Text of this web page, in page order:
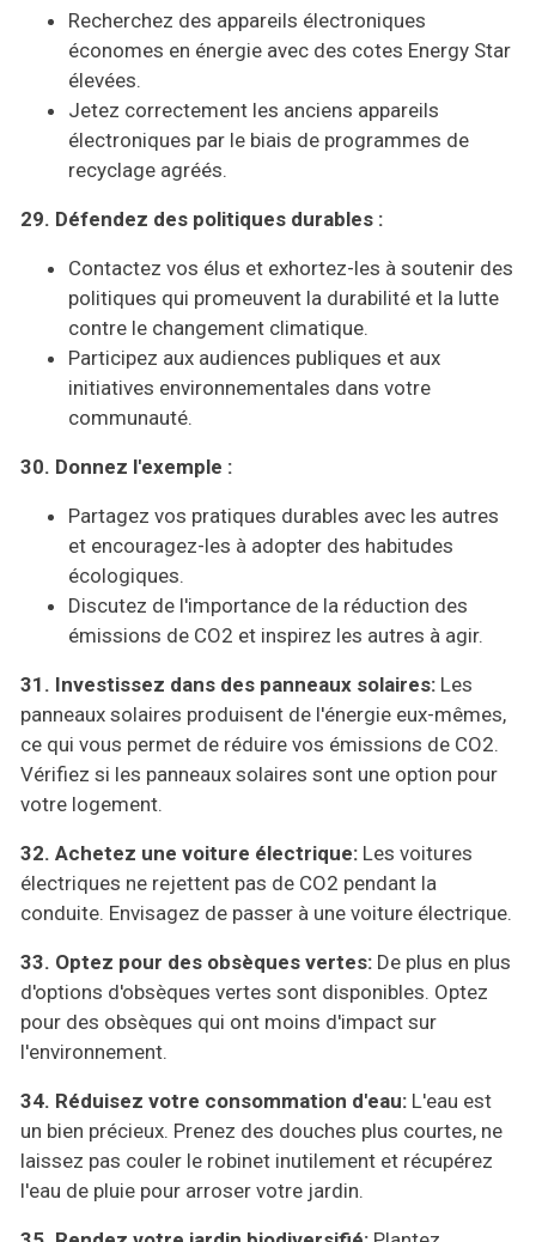
Recherchez des appareils électroniques
économes en énergie avec des cotes Energy Star
élevées.
Jetez correctement les anciens appareils
électroniques par le biais de programmes de
recyclage agréés.
29. Défendez des politiques durables :
Contactez vos élus et exhortez-les à soutenir des
politiques qui promeuvent la durabilité et la lutte
contre le changement climatique.
Participez aux audiences publiques et aux
initiatives environnementales dans votre
communauté.
30. Donnez l'exemple :
Partagez vos pratiques durables avec les autres
et encouragez-les à adopter des habitudes
écologiques.
Discutez de l'importance de la réduction des
émissions de CO2 et inspirez les autres à agir.
31. Investissez dans des panneaux solaires: Les
panneaux solaires produisent de l'énergie eux-mêmes,
ce qui vous permet de réduire vos émissions de CO2.
Vérifiez si les panneaux solaires sont une option pour
votre logement.
32. Achetez une voiture électrique: Les voitures
électriques ne rejettent pas de CO2 pendant la
conduite. Envisagez de passer à une voiture électrique.
33. Optez pour des obsèques vertes: De plus en plus
d'options d'obsèques vertes sont disponibles. Optez
pour des obsèques qui ont moins d'impact sur
l'environnement.
34. Réduisez votre consommation d'eau: L'eau est
un bien précieux. Prenez des douches plus courtes, ne
laissez pas couler le robinet inutilement et récupérez
l'eau de pluie pour arroser votre jardin.